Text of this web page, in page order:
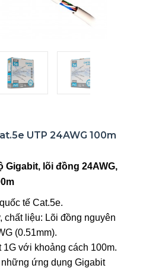
UTP 24AWG 100m
Gigabit, lõi đồng 24AWG,
tế Cat.5e.
chất liệu: Lõi đồng nguyên
(0.51mm).
với khoảng cách 100m.
ứng dụng Gigabit